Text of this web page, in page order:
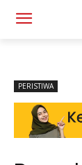
PERISTIWA